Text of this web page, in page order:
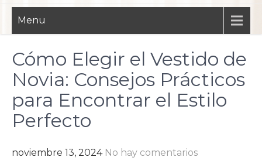
Menu
Cómo Elegir el Vestido de
Novia: Consejos Prácticos
para Encontrar el Estilo
Perfecto
noviembre 13, 2024 No hay comentarios